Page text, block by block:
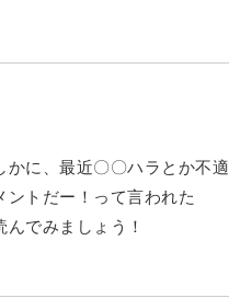
かに、最近〇〇ハラとか不適
トだー！って言われた
でみましょう！